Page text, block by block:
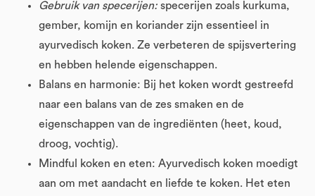
Gebruik van specerijen: specerijen zoals kurkuma,
gember, komijn en koriander zijn essentieel in
ayurvedisch koken. Ze verbeteren de spijsvertering
en hebben helende eigenschappen.
Balans en harmonie: Bij het koken wordt gestreefd
naar een balans van de zes smaken en de
eigenschappen van de ingrediënten (heet, koud,
droog, vochtig).
Mindful koken en eten: Ayurvedisch koken moedigt
aan om met aandacht en liefde te koken. Het eten